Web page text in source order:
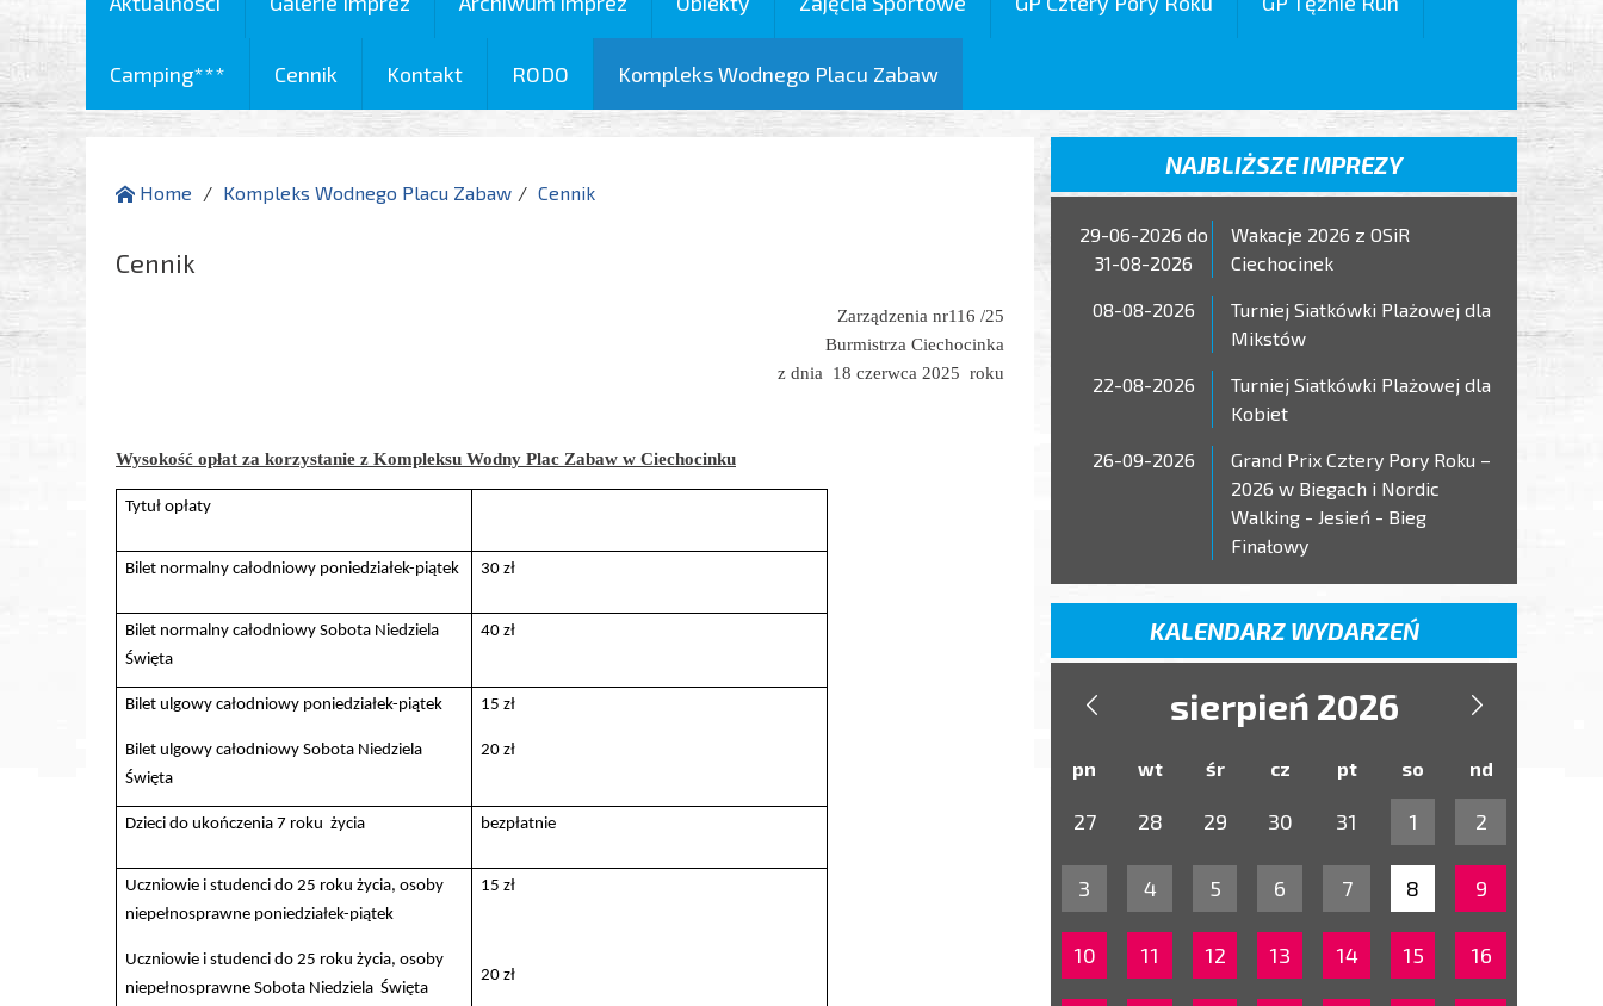
Camping*** Cennik Kontakt RODO Kompleks Wodnego Placu Zabaw
Home Kompleks Wodnego Placu Zabaw Cennik
Cennik
Zarządzenia nr116 /25
Burmistrza Ciechocinka
z dnia 18 czerwca 2025 roku
Wysokość opłat za korzystanie z Kompleksu Wodny Plac Zabaw w Ciechocinku
Tytuł opłaty
Bilet normalny całodniowy poniedziałek-piątek 30 zł
Bilet normalny całodniowy Sobota Niedziela
Święta
40 zł
Bilet ulgowy całodniowy poniedziałek-piątek
Bilet ulgowy całodniowy Sobota Niedziela
Święta
15 zł
20 zł
Dzieci do ukończenia 7 roku życia bezpłatnie
Uczniowie i studenci do 25 roku życia, osoby
niepełnosprawne poniedziałek-piątek
Uczniowie i studenci do 25 roku życia, osoby
niepełnosprawne Sobota Niedziela Święta
15 zł
20 zł
NAJBLIŻSZE IMPREZY
29-06-2026 do
31-08-2026
Wakacje 2026 z OSiR
Ciechocinek
08-08-2026
Turniej Siatkówki Plażowej dla
Mikstów
22-08-2026
Turniej Siatkówki Plażowej dla
Kobiet
26-09-2026
Grand Prix Cztery Pory Roku –
2026 w Biegach i Nordic
Walking - Jesień - Bieg
Finałowy
KALENDARZ WYDARZEŃ
 sierpień 2026 
pn wt śr cz pt so nd
27 28 29 30 31 1 2
3 4 5 6 7 8 9
10 11 12 13 14 15 16